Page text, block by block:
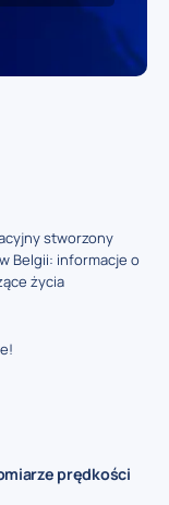
stworzony
Belgii: informacje o
życia
prędkości